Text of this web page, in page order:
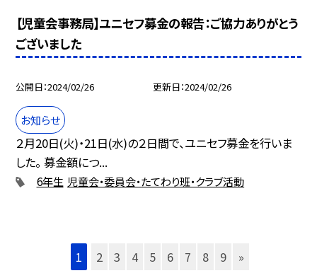
【児童会事務局】ユニセフ募金の報告：ご協力ありがとう
ございました
公開日 2024/02/26 更新日 2024/02/26
お知らせ
２月20日(火)・21日(水)の２日間で、ユニセフ募金を行いま
した。 募金額につ...
6年生 児童会・委員会・たてわり班・クラブ活動
1 2 3 4 5 6 7 8 9 »